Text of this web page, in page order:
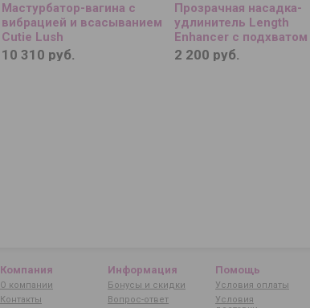
Мастурбатор-вагина с
вибрацией и всасыванием
Cutie Lush
10 310 руб.
Прозрачная насадка-
удлинитель Length
Enhancer с
см.
2 200 руб.
Компания
О компании
Контакты
Информация
Бонусы и скидки
Вопрос-ответ
Помощь
Условия оплаты
Условия